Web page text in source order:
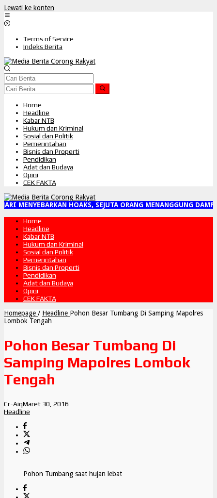
Lewati ke konten
Terms of Service
Indeks Berita
Home
Headline
Kabar NTB
Hukum dan Kriminal
Sosial dan Politik
Pemerintahan
Bisnis dan Properti
Pendidikan
Adat dan Budaya
Opini
CEK FAKTA
MENYEBARKAN HOAKS, SEJUTA ORANG MENANGGUNG
Home
Headline
Kabar NTB
Hukum dan Kriminal
Sosial dan Politik
Pemerintahan
Bisnis dan Properti
Pendidikan
Adat dan Budaya
Opini
CEK FAKTA
Homepage / Headline Pohon Besar Tumbang Di Samping Mapolres
Lombok Tengah
Pohon Besar Tumbang Di
Samping Mapolres Lombok
Tengah
Cr-AiqMaret 30, 2016
Headline
Pohon Tumbang saat hujan lebat